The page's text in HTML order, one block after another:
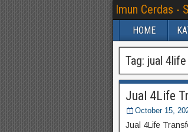
Imun Cerdas -
HOME
Tag: jual
Jual 4Life
October 15,
Jual 4Life